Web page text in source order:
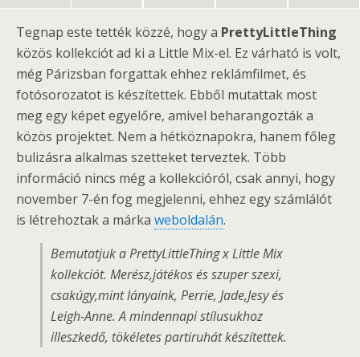
Tegnap este tették közzé, hogy a PrettyLittleThing
közös kollekciót ad ki a Little Mix-el. Ez várható is volt,
még Párizsban forgattak ehhez reklámfilmet, és
fotósorozatot is készítettek. Ebből mutattak most
meg egy képet egyelőre, amivel beharangozták a
közös projektet. Nem a hétköznapokra, hanem főleg
bulizásra alkalmas szetteket terveztek. Több
információ nincs még a kollekcióról, csak annyi, hogy
november 7-én fog megjelenni, ehhez egy számlálót
is létrehoztak a márka weboldalán.
Bemutatjuk a PrettyLittleThing x Little Mix
kollekciót. Merész,játékos és szuper szexi,
csakúgy,mint lányaink, Perrie, Jade,Jesy és
Leigh-Anne. A mindennapi stílusukhoz
illeszkedő, tökéletes partiruhát készítettek.